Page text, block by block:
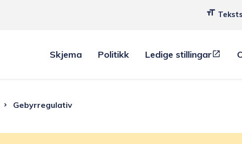
Skjema Politikk Ledige stillingar
Gebyrregulativ